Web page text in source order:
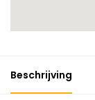
Beschrijving